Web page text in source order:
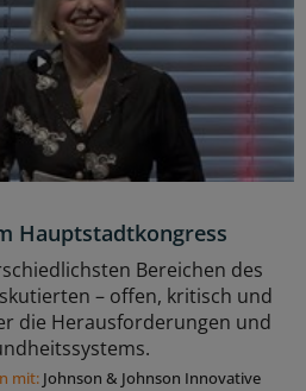
Hauptstadtkongress
Bereichen des
– offen, kritisch und
die Herausforderungen und
mit: Johnson & Johnson Innovative